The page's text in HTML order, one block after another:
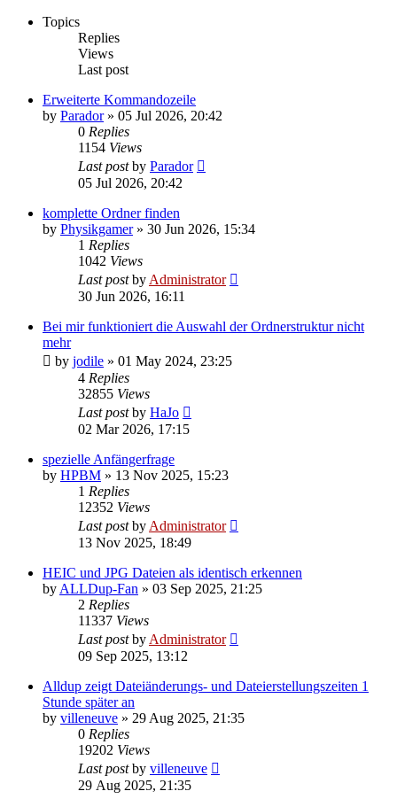
Topics
Replies
Views
Last post
Erweiterte Kommandozeile
by Parador» 05 Jul 2026, 20:42
0 Replies
1154 Views
Last postby Parador
05 Jul 2026, 20:42
komplette Ordner finden
by Physikgamer» 30 Jun 2026, 15:34
1 Replies
1042 Views
Last postby Administrator
30 Jun 2026, 16:11
Bei mir funktioniert die Auswahl der Ordnerstruktur nicht
mehr
by jodile » 01 May 2024, 23:25
4 Replies
32855 Views
Last postby HaJo
02 Mar 2026, 17:15
spezielle Anfängerfrage
by HPBM » 13 Nov 2025, 15:23
1 Replies
12352 Views
Last postby Administrator
13 Nov 2025, 18:49
HEIC und JPG Dateien als identisch erkennen
by ALLDup-Fan » 03 Sep 2025, 21:25
2 Replies
11337 Views
Last postby Administrator
09 Sep 2025, 13:12
Alldup zeigt Dateiänderungs- und Dateierstellungszeiten 1
Stunde später an
by villeneuve » 29 Aug 2025, 21:35
0 Replies
19202 Views
Last postby villeneuve
29 Aug 2025, 21:35